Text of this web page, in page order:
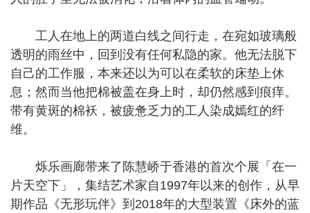
工人在地上的两道白线之间行走，在宛如玻璃般
透明的雨丝中，回到没有任何私隐的家。他无法脱下
自己的工作服，本来还以为可以在柔软的床垫上休
息；然而当他把棉被盖在身上时，却仍然感到痕痒。
带有黄斑的棉袄，被疲惫乏力的工人染成嫣红的纤
维。
烁乐画廊带来了陈慧峤于香港的首次个展「在一
片天空下」，集结艺术家自1997年以来的创作，从早
期作品《无形玩伴》到2018年的大型装置《床外的蓝